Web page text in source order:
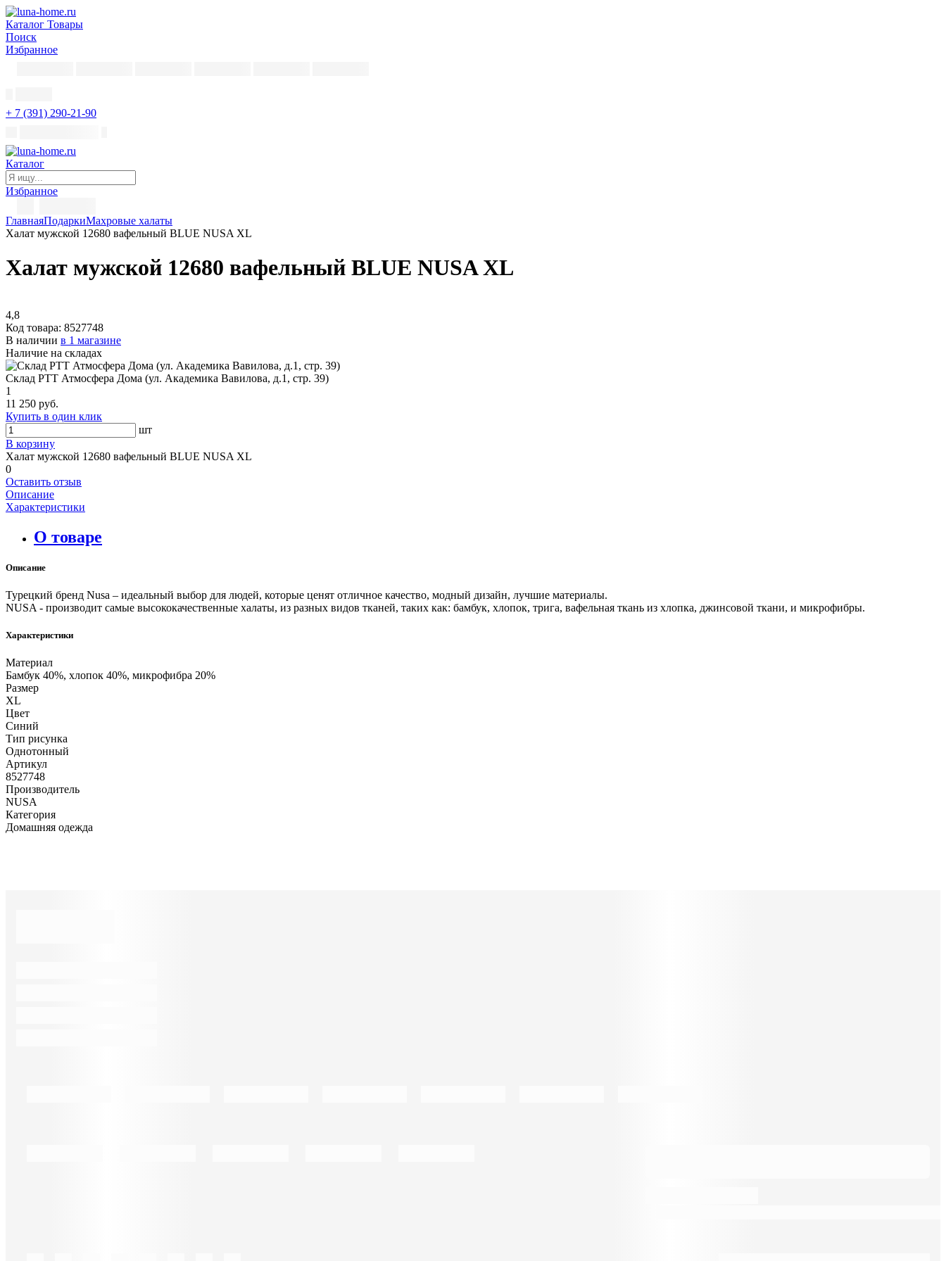
Каталог Товары
Поиск
Избранное
+ 7 (391) 290-21-90
Каталог
Избранное
ГлавнаяПодаркиМахровые халаты
Халат мужской 12680 вафельный BLUE NUSA XL
Халат мужской 12680 вафельный BLUE NUSA XL
4,8
Код товара: 8527748
В наличии в 1 магазине
Наличие на складах
Склад РТТ Атмосфера Дома (ул. Академика Вавилова, д.1, стр. 39)
1
11 250 руб.
Купить в один клик
шт
В корзину
Халат мужской 12680 вафельный BLUE NUSA XL
0
Оставить отзыв
Описание
Характеристики
О товаре
Описание
Турецкий бренд Nusa – идеальный выбор для людей, которые ценят отличное качество, модный дизайн, лучшие материалы.
NUSA - производит самые высококачественные халаты, из разных видов тканей, таких как: бамбук, хлопок, трига, вафельная ткань из хлопка, джинсовой ткани, и микрофибры.
Характеристики
Материал
Бамбук 40%, хлопок 40%, микрофибра 20%
Размер
XL
Цвет
Синий
Тип рисунка
Однотонный
Артикул
8527748
Производитель
NUSA
Категория
Домашняя одежда